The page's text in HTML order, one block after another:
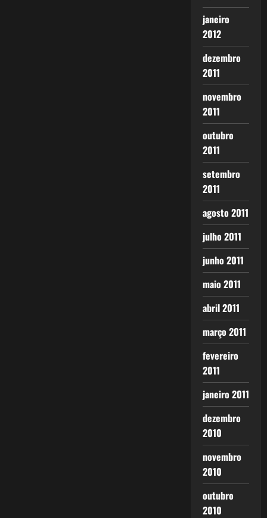
janeiro
2012
dezembro
2011
novembro
2011
outubro
2011
setembro
2011
agosto 2011
julho 2011
junho 2011
maio 2011
abril 2011
março 2011
fevereiro
2011
janeiro 2011
dezembro
2010
novembro
2010
outubro
2010